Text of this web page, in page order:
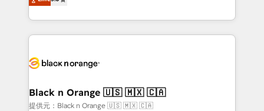
detailed financial rationale with a focus on ROI and
embark on a transformational journey that sets your
business up for long-term success. Unlock your
business. If not now, when?
réussite des entreprises passe par l’innovation web,
le marketing digital, et la relation client ! C'est
pourquoi, nos experts sont à la fois capables de
référencement, votre stratégie digitale et le pilotage
projet HubSpot avec DIGITALISIM : 🧽 Nettoyage,
migration et intégration des bases de données. 🚀
Black n Orange 🇺🇸 🇲🇽 🇨🇦
提供元：Black n Orange 🇺🇸 🇲🇽 🇨🇦